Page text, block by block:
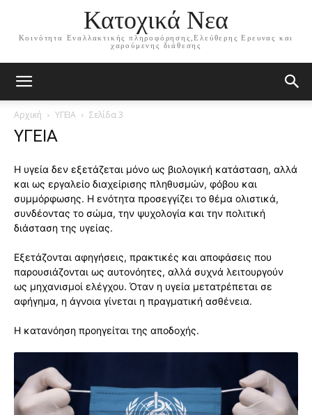
Κατοχικά Νεα
Κοινότητα Εναλλακτικής πληροφόρησης,Ελεύθερης Ερευνας και
χαρούμενης διάθεσης
Αρχική ΥΓΕΙΑ Σελίδα 3
ΥΓΕΙΑ
Η υγεία δεν εξετάζεται μόνο ως βιολογική κατάσταση, αλλά
και ως εργαλείο διαχείρισης πληθυσμών, φόβου και
συμμόρφωσης. Η ενότητα προσεγγίζει το θέμα ολιστικά,
συνδέοντας το σώμα, την ψυχολογία και την πολιτική
διάσταση της υγείας.
Εξετάζονται αφηγήσεις, πρακτικές και αποφάσεις που
παρουσιάζονται ως αυτονόητες, αλλά συχνά λειτουργούν
ως μηχανισμοί ελέγχου. Όταν η υγεία μετατρέπεται σε
αφήγημα, η άγνοια γίνεται η πραγματική ασθένεια.
Η κατανόηση προηγείται της αποδοχής.